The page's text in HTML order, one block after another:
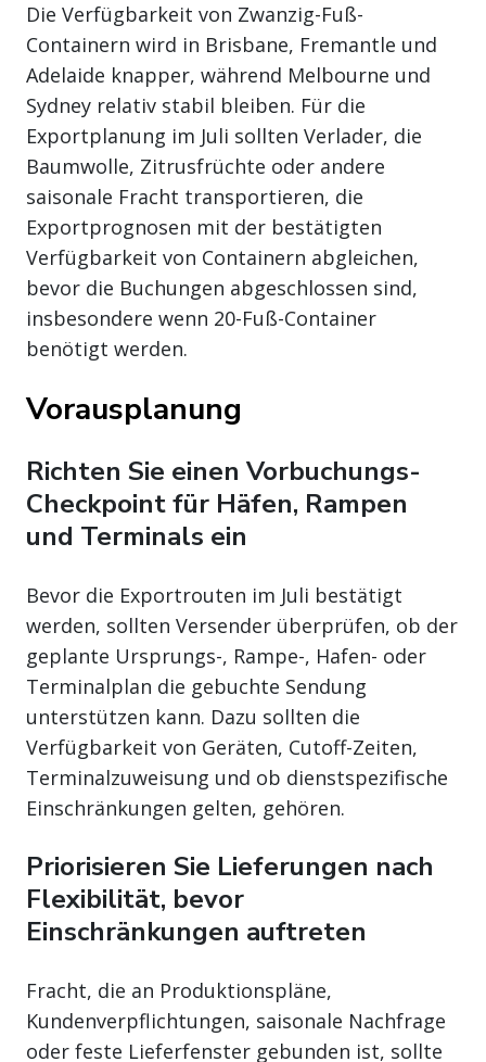
Die Verfügbarkeit von Zwanzig-Fuß-
Containern wird in Brisbane, Fremantle und
Adelaide knapper, während Melbourne und
Sydney relativ stabil bleiben. Für die
Exportplanung im Juli sollten Verlader, die
Baumwolle, Zitrusfrüchte oder andere
saisonale Fracht transportieren, die
Exportprognosen mit der bestätigten
Verfügbarkeit von Containern abgleichen,
bevor die Buchungen abgeschlossen sind,
insbesondere wenn 20-Fuß-Container
benötigt werden.
Vorausplanung
Richten Sie einen Vorbuchungs-
Checkpoint für Häfen, Rampen
und Terminals ein
Bevor die Exportrouten im Juli bestätigt
werden, sollten Versender überprüfen, ob der
geplante Ursprungs-, Rampe-, Hafen- oder
Terminalplan die gebuchte Sendung
unterstützen kann. Dazu sollten die
Verfügbarkeit von Geräten, Cutoff-Zeiten,
Terminalzuweisung und ob dienstspezifische
Einschränkungen gelten, gehören.
Priorisieren Sie Lieferungen nach
Flexibilität, bevor
Einschränkungen auftreten
Fracht, die an Produktionspläne,
Kundenverpflichtungen, saisonale Nachfrage
oder feste Lieferfenster gebunden ist, sollte